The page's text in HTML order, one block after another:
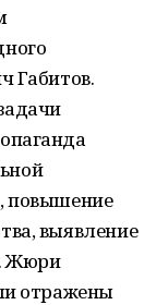
Габитов.
повышение
выявление
Жюри
отражены